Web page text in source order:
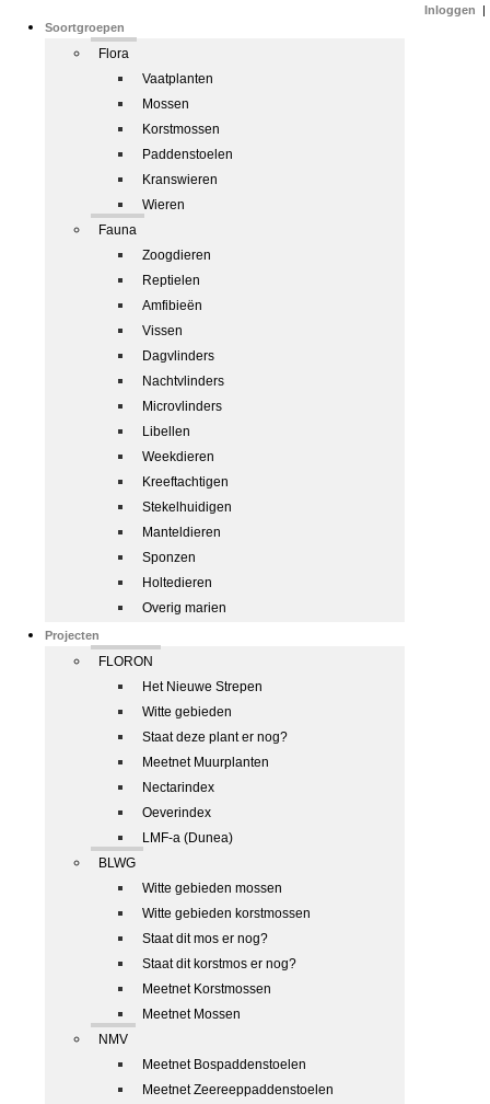
Soortgroepen
Flora
Vaatplanten
Mossen
Korstmossen
Paddenstoelen
Kranswieren
Wieren
Fauna
Zoogdieren
Reptielen
Amfibieën
Vissen
Dagvlinders
Nachtvlinders
Microvlinders
Libellen
Weekdieren
Kreeftachtigen
Stekelhuidigen
Manteldieren
Sponzen
Holtedieren
Overig marien
Projecten
FLORON
Het Nieuwe Strepen
Witte gebieden
Staat deze plant er nog?
Meetnet Muurplanten
Nectarindex
Oeverindex
LMF-a (Dunea)
BLWG
Witte gebieden mossen
Witte gebieden korstmossen
Staat dit mos er nog?
Staat dit korstmos er nog?
Meetnet Korstmossen
Meetnet Mossen
NMV
Meetnet Bospaddenstoelen
Meetnet Zeereeppaddenstoelen
Inloggen |